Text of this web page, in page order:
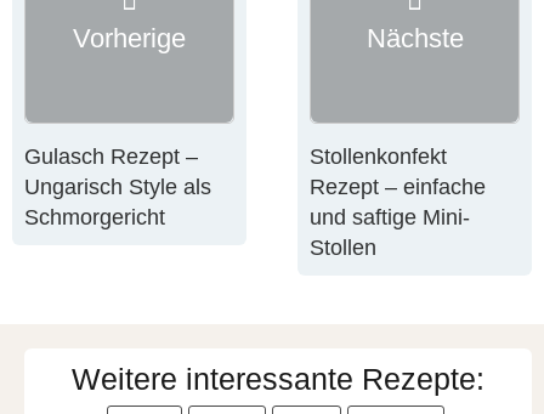
Vorherige
Gulasch Rezept –
Ungarisch Style als
Schmorgericht
Nächste
Stollenkonfekt
Rezept – einfache
und saftige Mini-
Stollen
Weitere interessante Rezepte: